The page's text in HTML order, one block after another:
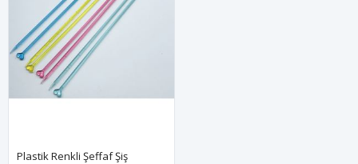
Plastik Renkli Şeffaf Şiş